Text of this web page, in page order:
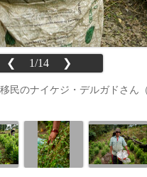
❮ 1/14 ❯
民のナイケジ・デルガドさん